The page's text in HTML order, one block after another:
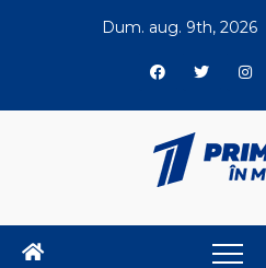
Dum. aug. 9th, 2026